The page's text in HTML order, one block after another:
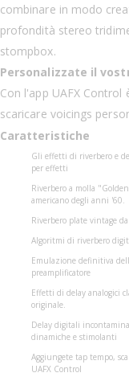
combinare in modo
profondità stereo
stompbox.
Personalizzate il
Con l'app UAFX
scaricare voicings
Caratteristiche
Gli effetti di riverbero e
per effetti
Riverbero a molla
americano degli anni '60.
Riverbero plate vintage
Algoritmi di riverbero
Emulazione definitiva
preamplificatore
Effetti di delay analogici
originale.
Delay digitali
dinamiche e stimolanti
Aggiungete tap tempo,
UAFX Control